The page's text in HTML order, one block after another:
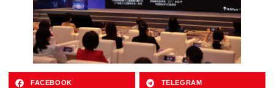
FACEBOOK TELEGRAM